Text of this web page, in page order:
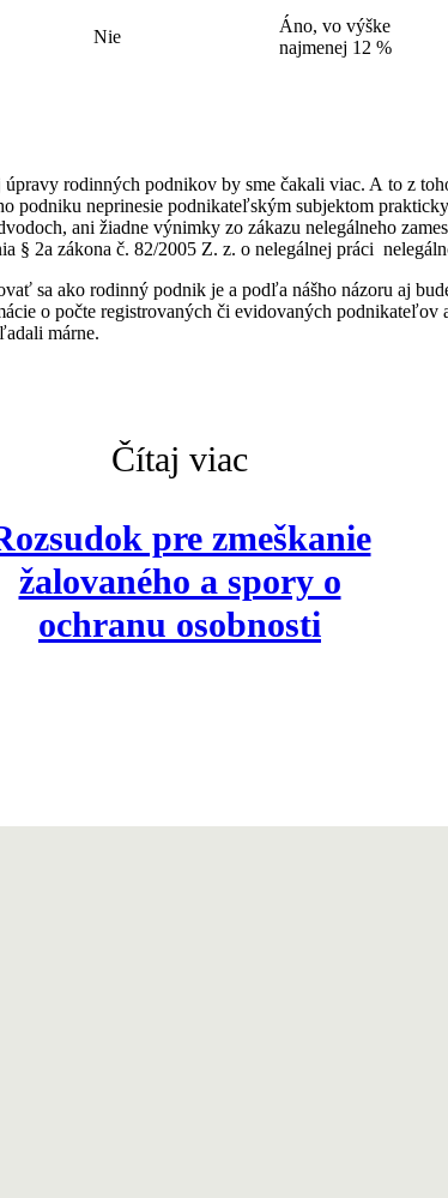
Nie
Áno, vo výške
najmenej 12 %
úpravy rodinných podnikov by sme čakali viac. A to z
podniku neprinesie podnikateľským subjektom
ani žiadne výnimky zo zákazu nelegálneho
§ 2a zákona č. 82/2005 Z. z. o nelegálnej práci
sa ako rodinný podnik je a podľa nášho názoru aj
o počte registrovaných či evidovaných podnikateľov
márne.
Čítaj viac
pre zmeškanie
žalovaného a spory o
ochranu osobnosti